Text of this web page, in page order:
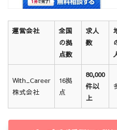
運営会社
全国
の拠
点数
求人
数
With_Career
株式会社
16拠
点
80,000
件以
上